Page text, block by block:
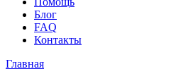
Блог
FAQ
Контакты
Главная